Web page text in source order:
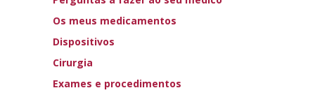
Os meus medicamentos
Dispositivos
Cirurgia
Exames e procedimentos
O tratamento da apneia central do sono em doentes com
insuficiência cardíaca é ainda controverso. A otimização do
preferencialmente por uma equipa de gestão da
insuficiência cardíaca, utilizando medicação adequada e